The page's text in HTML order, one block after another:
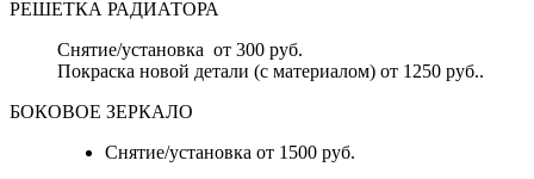
РЕШЕТКА РАДИАТОРА
Снятие/установка от 300 руб.
Покраска новой детали (с материалом) от 1250 руб..
БОКОВОЕ ЗЕРКАЛО
Снятие/установка от 1500 руб.